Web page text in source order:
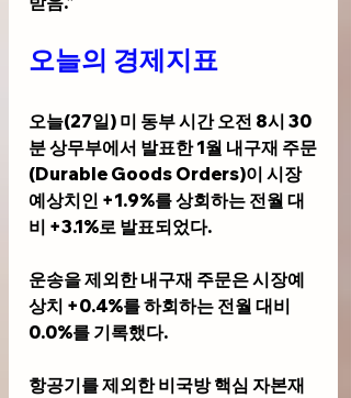
오늘의 경제지표
오늘(27일) 미 동부 시간 오전 8시 30
분 상무부에서 발표한 1월 내구재 주문
(Durable Goods Orders)이 시장
예상치인 +1.9%를 상회하는 전월 대
비 +3.1%로 발표되었다.
운송을 제외한 내구재 주문은 시장예
상치 +0.4%를 하회하는 전월 대비
0.0%를 기록했다.
항공기를 제외한 비국방 핵심 자본재